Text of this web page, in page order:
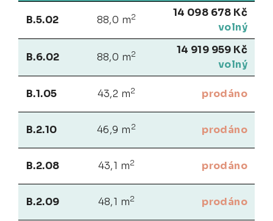
B.5.02 88,0 m2
14 098 678 Kč
volný
B.6.02 88,0 m2
14 919 959 Kč
volný
B.1.05 43,2 m2 prodáno
B.2.10 46,9 m 2 prodáno
B.2.08 43,1 m2 prodáno
B.2.09 48,1 m2 prodáno